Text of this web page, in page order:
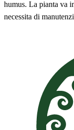
humus. La pianta va
necessita di